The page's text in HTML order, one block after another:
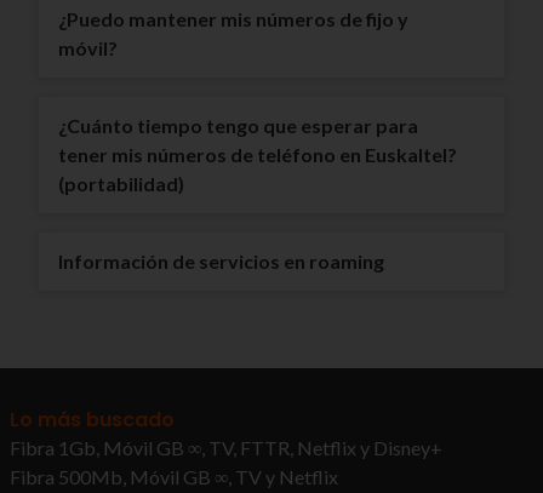
¿Puedo mantener mis números de fijo y
móvil?
¿Cuánto tiempo tengo que esperar para
tener mis números de teléfono en Euskaltel?
(portabilidad)
Información de servicios en roaming
Lo más buscado
Fibra 1Gb, Móvil GB ∞, TV, FTTR, Netflix y Disney+
Fibra 500Mb, Móvil GB ∞, TV y Netflix